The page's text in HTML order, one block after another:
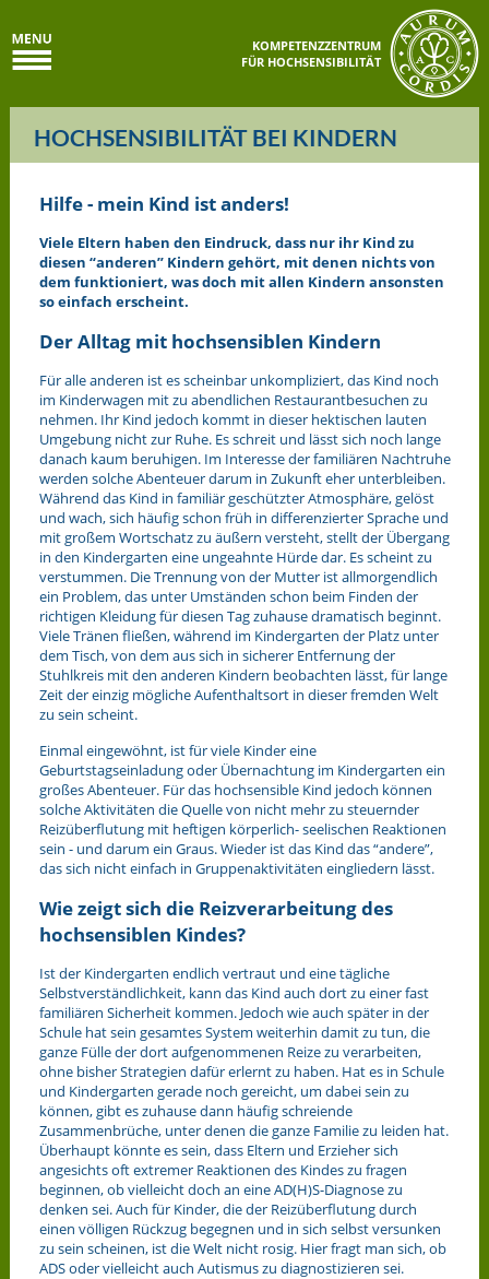
KOMPETENZZENTRUM
FÜR HOCHSENSIBILITÄT
HOCHSENSIBILITÄT BEI KINDERN
Hilfe - mein Kind ist anders!
Viele Eltern haben den Eindruck, dass nur ihr Kind zu
diesen “anderen” Kindern gehört, mit denen nichts von
dem funktioniert, was doch mit allen Kindern ansonsten
so einfach erscheint.
Der Alltag mit hochsensiblen Kindern
Für alle anderen ist es scheinbar unkompliziert, das Kind noch
im Kinderwagen mit zu abendlichen Restaurantbesuchen zu
nehmen. Ihr Kind jedoch kommt in dieser hektischen lauten
Umgebung nicht zur Ruhe. Es schreit und lässt sich noch lange
danach kaum beruhigen. Im Interesse der familiären Nachtruhe
werden solche Abenteuer darum in Zukunft eher unterbleiben.
Während das Kind in familiär geschützter Atmosphäre, gelöst
und wach, sich häufig schon früh in differenzierter Sprache und
mit großem Wortschatz zu äußern versteht, stellt der Übergang
in den Kindergarten eine ungeahnte Hürde dar. Es scheint zu
verstummen. Die Trennung von der Mutter ist allmorgendlich
ein Problem, das unter Umständen schon beim Finden der
richtigen Kleidung für diesen Tag zuhause dramatisch beginnt.
Viele Tränen fließen, während im Kindergarten der Platz unter
dem Tisch, von dem aus sich in sicherer Entfernung der
Stuhlkreis mit den anderen Kindern beobachten lässt, für lange
Zeit der einzig mögliche Aufenthaltsort in dieser fremden Welt
zu sein scheint.
Einmal eingewöhnt, ist für viele Kinder eine
Geburtstagseinladung oder Übernachtung im Kindergarten ein
großes Abenteuer. Für das hochsensible Kind jedoch können
solche Aktivitäten die Quelle von nicht mehr zu steuernder
Reizüberflutung mit heftigen körperlich- seelischen Reaktionen
sein - und darum ein Graus. Wieder ist das Kind das “andere”,
das sich nicht einfach in Gruppenaktivitäten eingliedern lässt.
Wie zeigt sich die Reizverarbeitung des
hochsensiblen Kindes?
Ist der Kindergarten endlich vertraut und eine tägliche
Selbstverständlichkeit, kann das Kind auch dort zu einer fast
familiären Sicherheit kommen. Jedoch wie auch später in der
Schule hat sein gesamtes System weiterhin damit zu tun, die
ganze Fülle der dort aufgenommenen Reize zu verarbeiten,
ohne bisher Strategien dafür erlernt zu haben. Hat es in Schule
und Kindergarten gerade noch gereicht, um dabei sein zu
können, gibt es zuhause dann häufig schreiende
Zusammenbrüche, unter denen die ganze Familie zu leiden hat.
Überhaupt könnte es sein, dass Eltern und Erzieher sich
angesichts oft extremer Reaktionen des Kindes zu fragen
beginnen, ob vielleicht doch an eine AD(H)S-Diagnose zu
denken sei. Auch für Kinder, die der Reizüberflutung durch
einen völligen Rückzug begegnen und in sich selbst versunken
zu sein scheinen, ist die Welt nicht rosig. Hier fragt man sich, ob
ADS oder vielleicht auch Autismus zu diagnostizieren sei.